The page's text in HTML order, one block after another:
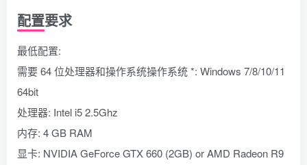
配置要求
最低配置:
需要 64 位处理器和操作系统操作系统 *: Windows 7/8/10/11
64bit
处理器: Intel i5 2.5Ghz
内存: 4 GB RAM
显卡: NVIDIA GeForce GTX 660 (2GB) or AMD Radeon R9